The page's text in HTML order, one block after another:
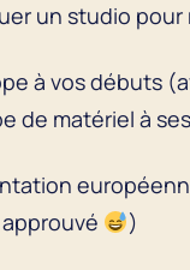
un studio pour
à vos débuts
de matériel à
)